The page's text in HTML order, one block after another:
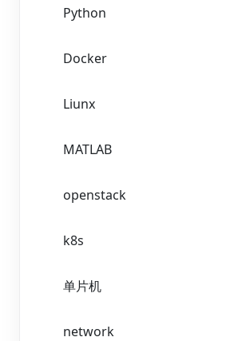
Python
Docker
Liunx
MATLAB
openstack
k8s
单片机
network